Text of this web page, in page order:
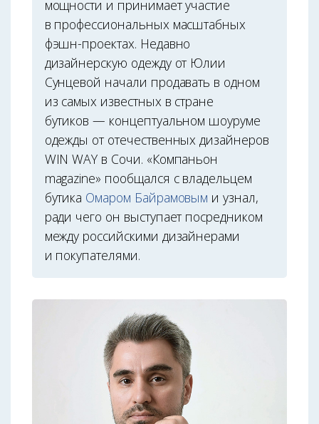
мощности и принимает участие
в профессиональных масштабных
фэшн-проектах. Недавно
дизайнерскую одежду от Юлии
Сунцевой начали продавать в одном
из самых известных в стране
бутиков — концептуальном шоуруме
одежды от отечественных дизайнеров
WIN WAY в Сочи. «Компаньон
magazine» пообщался с владельцем
бутика Омаром Байрамовым и узнал,
ради чего он выступает посредником
между российскими дизайнерами
и покупателями.